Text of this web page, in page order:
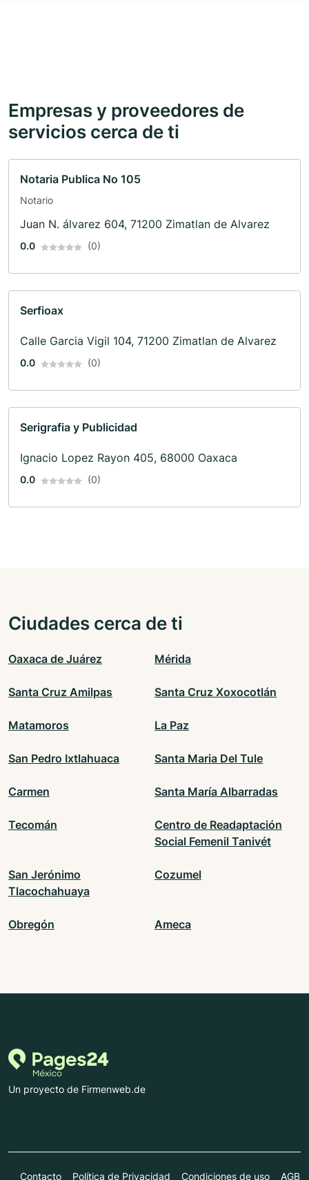
Empresas y proveedores de
servicios cerca de ti
Notaria Publica No 105
Notario
Juan N. álvarez 604, 71200 Zimatlan de Alvarez
0.0 (0)
Serfioax
Calle Garcia Vigil 104, 71200 Zimatlan de Alvarez
0.0 (0)
Serigrafia y Publicidad
Ignacio Lopez Rayon 405, 68000 Oaxaca
0.0 (0)
Ciudades cerca de ti
Oaxaca de Juárez Mérida
Santa Cruz Amilpas Santa Cruz Xoxocotlán
Matamoros La Paz
San Pedro Ixtlahuaca Santa Maria Del Tule
Carmen Santa María Albarradas
Tecomán
Centro de Readaptación
Social Femenil Tanivét
San Jerónimo
Tlacochahuaya
Cozumel
Obregón Ameca
Un proyecto de Firmenweb.de
Contacto Política de Privacidad Condiciones de uso AGB